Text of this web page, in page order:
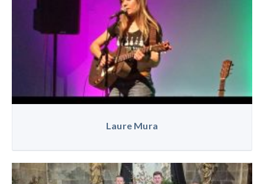
Laure Mura